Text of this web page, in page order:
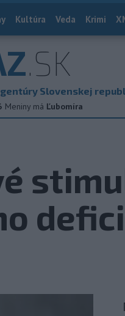
Kultúra Veda Krimi
.SK
Slovenskej
Meniny má Ľubomíra